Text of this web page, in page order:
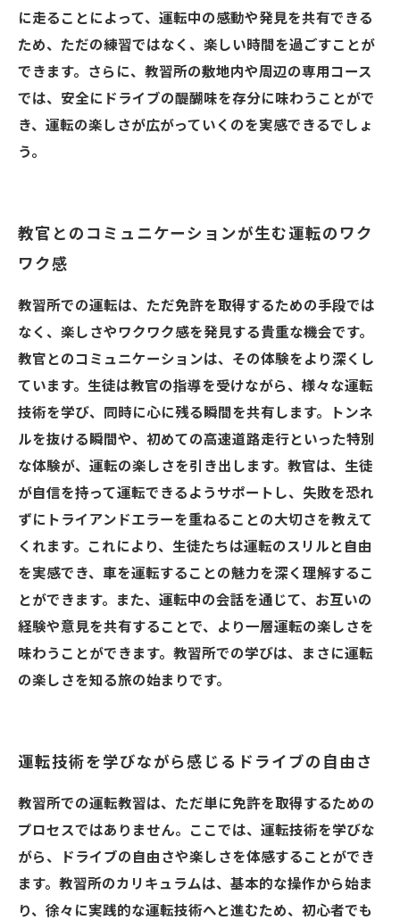
に走ることによって、運転中の感動や発見を共有できる
ため、ただの練習ではなく、楽しい時間を過ごすことが
できます。さらに、教習所の敷地内や周辺の専用コース
では、安全にドライブの醍醐味を存分に味わうことがで
き、運転の楽しさが広がっていくのを実感できるでしょ
う。
教官とのコミュニケーションが生む運転のワク
ワク感
教習所での運転は、ただ免許を取得するための手段では
なく、楽しさやワクワク感を発見する貴重な機会です。
教官とのコミュニケーションは、その体験をより深くし
ています。生徒は教官の指導を受けながら、様々な運転
技術を学び、同時に心に残る瞬間を共有します。トンネ
ルを抜ける瞬間や、初めての高速道路走行といった特別
な体験が、運転の楽しさを引き出します。教官は、生徒
が自信を持って運転できるようサポートし、失敗を恐れ
ずにトライアンドエラーを重ねることの大切さを教えて
くれます。これにより、生徒たちは運転のスリルと自由
を実感でき、車を運転することの魅力を深く理解するこ
とができます。また、運転中の会話を通じて、お互いの
経験や意見を共有することで、より一層運転の楽しさを
味わうことができます。教習所での学びは、まさに運転
の楽しさを知る旅の始まりです。
運転技術を学びながら感じるドライブの自由さ
教習所での運転教習は、ただ単に免許を取得するための
プロセスではありません。ここでは、運転技術を学びな
がら、ドライブの自由さや楽しさを体感することができ
ます。教習所のカリキュラムは、基本的な操作から始ま
り、徐々に実践的な運転技術へと進むため、初心者でも